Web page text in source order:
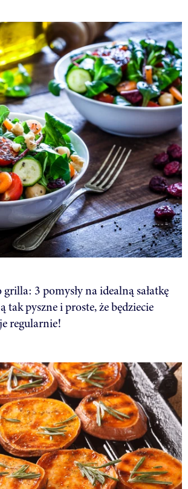
grilla: 3 pomysły na idealną sałatkę
tak pyszne i proste, że będziecie
regularnie!